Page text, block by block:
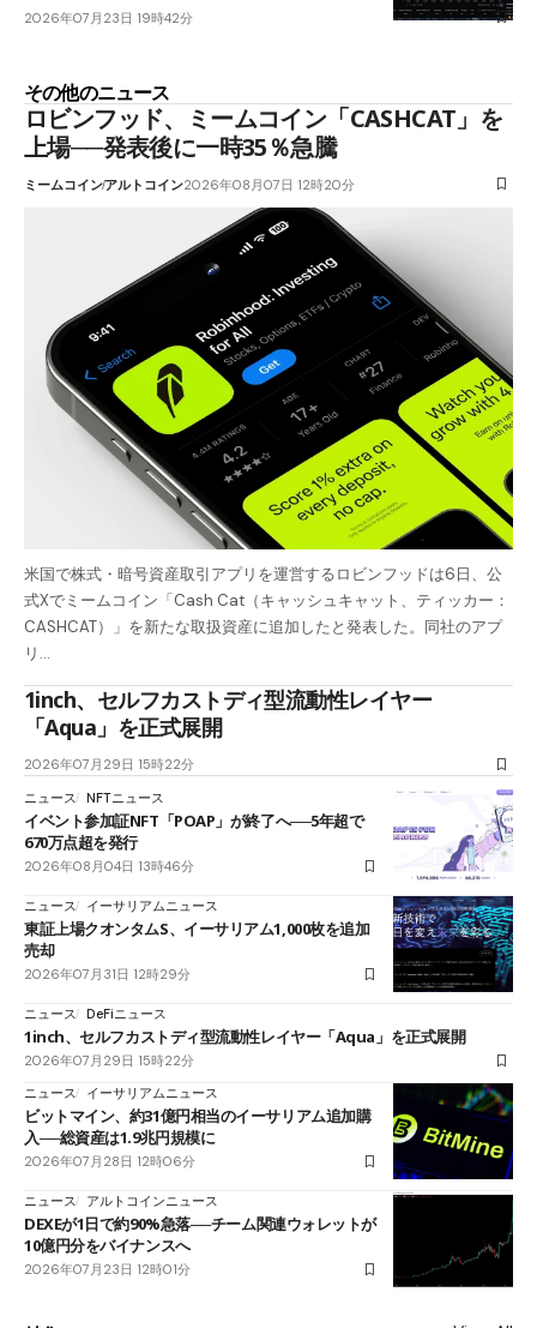
2026年07月23日 19時42分
その他のニュース
ロビンフッド、ミームコイン「CASHCAT」を
上場──発表後に一時35％急騰
ミームコインアルトコイン2026年08月07日 12時20分
米国で株式・暗号資産取引アプリを運営するロビンフッドは6日、公
式Xでミームコイン「Cash Cat（キャッシュキャット、ティッカー：
CASHCAT）」を新たな取扱資産に追加したと発表した。同社のアプ
リ…
1inch、セルフカストディ型流動性レイヤー
「Aqua」を正式展開
2026年07月29日 15時22分
ニュース NFTニュース
イベント参加証NFT「POAP」が終了へ──5年超で
670万点超を発行
2026年08月04日 13時46分
ニュース イーサリアムニュース
東証上場クオンタムS、イーサリアム1,000枚を追加
売却
2026年07月31日 12時29分
ニュース DeFiニュース
1inch、セルフカストディ型流動性レイヤー「Aqua」を正式展開
2026年07月29日 15時22分
ニュース
イーサリアムニュース
ビットマイン、約31億円相当のイーサリアム追加購
入──総資産は1.9兆円規模に
2026年07月28日 12時06分
ニュース アルトコインニュース
DEXEが1日で約90%急落──チーム関連ウォレットが
10億円分をバイナンスへ
2026年07月23日 12時01分